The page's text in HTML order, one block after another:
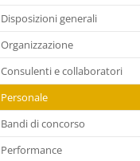
Disposizioni generali
Organizzazione
Consulenti e collaboratori
Personale
Bandi di concorso
Performance